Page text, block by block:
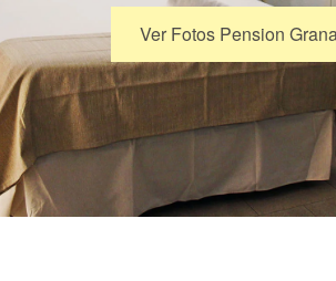
Ver Fotos Pension